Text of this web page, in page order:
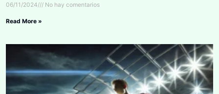
06/11/2024 No hay comentarios
Read More »